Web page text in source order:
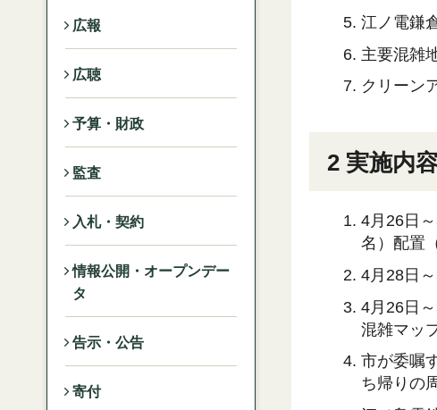
広報
広聴
予算・財政
監査
入札・契約
情報公開・オープンデー
タ
告示・公告
寄付
江ノ電鎌
主要混雑
クリーン
2 実施内
4月26日
名）配置
4月28日
4月26日
混雑マッ
市が委嘱
ち帰りの